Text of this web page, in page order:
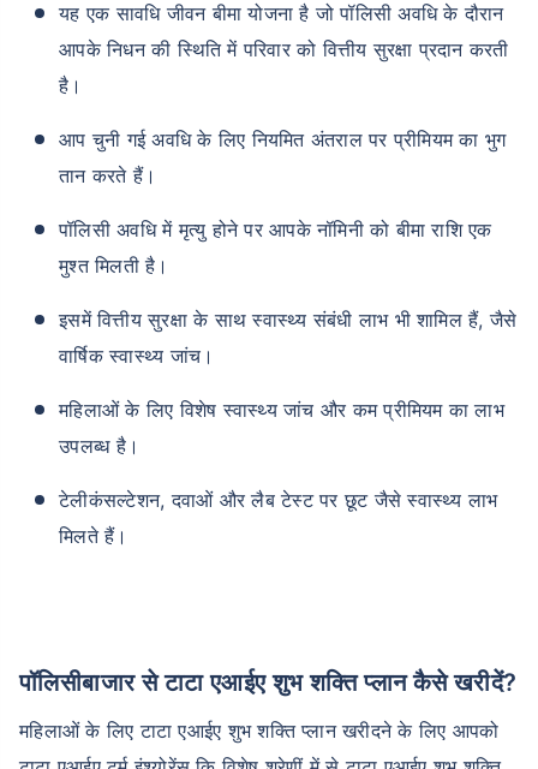
यह एक सावधि जीवन बीमा योजना है जो पॉलिसी अवधि के दौरान
आपके निधन की स्थिति में परिवार को वित्तीय सुरक्षा प्रदान करती
है।
आप चुनी गई अवधि के लिए नियमित अंतराल पर प्रीमियम का भुग
तान करते हैं।
पॉलिसी अवधि में मृत्यु होने पर आपके नॉमिनी को बीमा राशि एक
मुश्त मिलती है।
इसमें वित्तीय सुरक्षा के साथ स्वास्थ्य संबंधी लाभ भी शामिल हैं, जैसे
वार्षिक स्वास्थ्य जांच।
महिलाओं के लिए विशेष स्वास्थ्य जांच और कम प्रीमियम का लाभ
उपलब्ध है।
टेलीकंसल्टेशन, दवाओं और लैब टेस्ट पर छूट जैसे स्वास्थ्य लाभ
मिलते हैं।
पॉलिसीबाजार से टाटा एआईए शुभ शक्ति प्लान कैसे खरीदें?
महिलाओं के लिए टाटा एआईए शुभ शक्ति प्लान खरीदने के लिए आपको